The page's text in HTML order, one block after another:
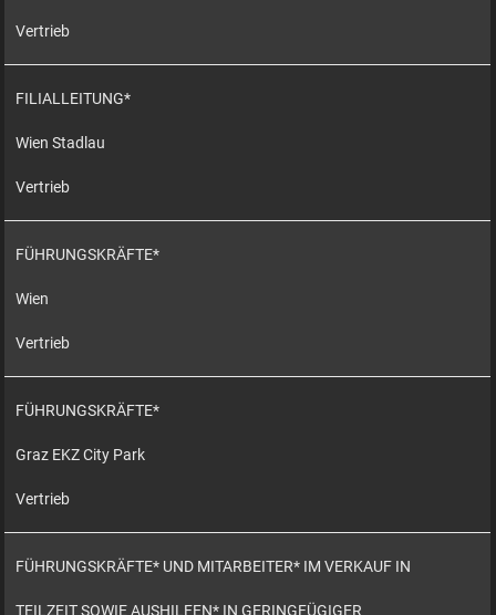
Vertrieb
FILIALLEITUNG*
Wien Stadlau
Vertrieb
FÜHRUNGSKRÄFTE*
Wien
Vertrieb
FÜHRUNGSKRÄFTE*
Graz EKZ City Park
Vertrieb
FÜHRUNGSKRÄFTE* UND MITARBEITER* IM VERKAUF IN
TEILZEIT SOWIE AUSHILFEN* IN GERINGFÜGIGER